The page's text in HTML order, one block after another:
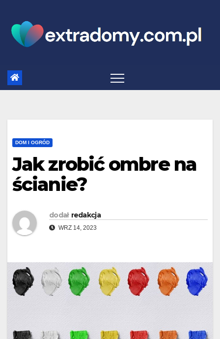
content
DOM I OGRÓD
Jak zrobić ombre na
ścianie?
dodał redakcja
WRZ 14, 2023